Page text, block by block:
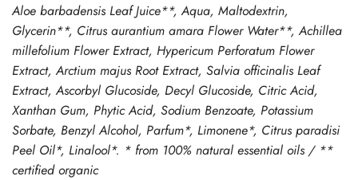
Aloe barbadensis Leaf Juice**, Aqua, Maltodextrin,
Glycerin**, Citrus aurantium amara Flower Water**, Achillea
millefolium Flower Extract, Hypericum Perforatum Flower
Extract, Arctium majus Root Extract, Salvia officinalis Leaf
Extract, Ascorbyl Glucoside, Decyl Glucoside, Citric Acid,
Xanthan Gum, Phytic Acid, Sodium Benzoate, Potassium
Sorbate, Benzyl Alcohol, Parfum*, Limonene*, Citrus paradisi
Peel Oil*, Linalool*. * from 100% natural essential oils / **
certified organic